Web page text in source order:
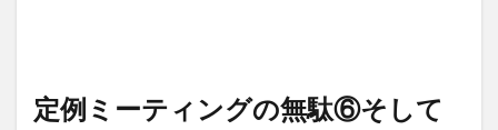
定例ミーティングの無駄⑥そして